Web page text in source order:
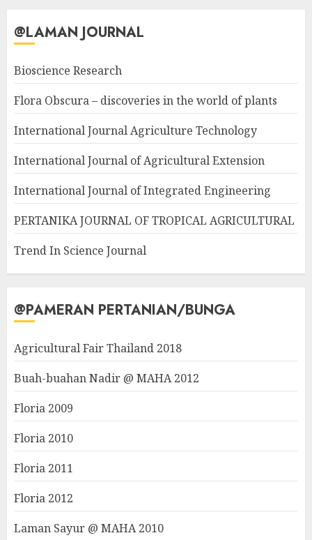
@LAMAN JOURNAL
Bioscience Research
Flora Obscura – discoveries in the world of plants
International Journal Agriculture Technology
International Journal of Agricultural Extension
International Journal of Integrated Engineering
PERTANIKA JOURNAL OF TROPICAL AGRICULTURAL
Trend In Science Journal
@PAMERAN PERTANIAN/BUNGA
Agricultural Fair Thailand 2018
Buah-buahan Nadir @ MAHA 2012
Floria 2009
Floria 2010
Floria 2011
Floria 2012
Laman Sayur @ MAHA 2010